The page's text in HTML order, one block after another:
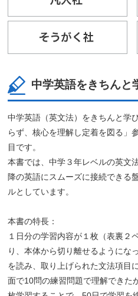
中学英語をきちんと
中学英語（英文法）をきちんと学
らず、核心を理解し定着を図る」
目です。
本書では、中学３年レベルの英文
降の英語にスムーズに接続できる
ルとしています。
本書の特長：
１日分の学習内容が１枚（表裏２
り、本体から切り離せるようにな
を読み、取り上げられた文法項目
面で10問の練習問題で理解できた